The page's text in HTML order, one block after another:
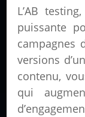
L’AB
puissante
campagnes
versions
contenu,
qui